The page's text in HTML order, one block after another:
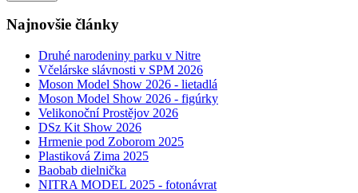
Najnovšie články
Druhé narodeniny parku v Nitre
Včelárske slávnosti v SPM 2026
Moson Model Show 2026 - lietadlá
Moson Model Show 2026 - figúrky
Velikonoční Prostějov 2026
DSz Kit Show 2026
Hrmenie pod Zoborom 2025
Plastiková Zima 2025
Baobab dielnička
NITRA MODEL 2025 - fotonávrat